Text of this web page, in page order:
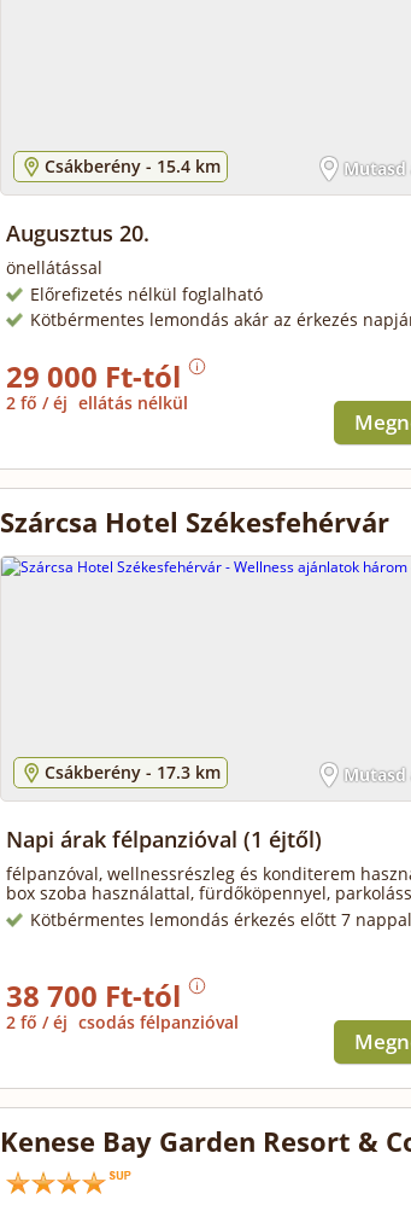
Mutasd
Csákberény - 15.4 km
Augusztus 20.
önellátással
Előrefizetés nélkül foglalható
Kötbérmentes lemondás akár az érkezés
29 000 Ft-tól
2 fő / éj ellátás nélkül
Szárcsa Hotel Székesfehérvár
Mutasd
Csákberény - 17.3 km
Napi árak félpanzióval (1 éjtől)
félpanzóval, wellnessrészleg és konditerem
box szoba használattal, fürdőköpennyel,
Kötbérmentes lemondás érkezés előtt 7 nappal
38 700 Ft-tól
2 fő / éj csodás félpanzióval
Kenese Bay Garden Resort &